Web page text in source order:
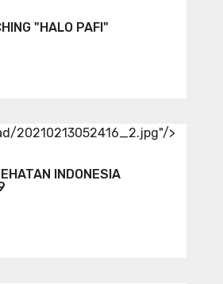
"HALO PAFI"
20210213052416_2.jpg"/>
INDONESIA